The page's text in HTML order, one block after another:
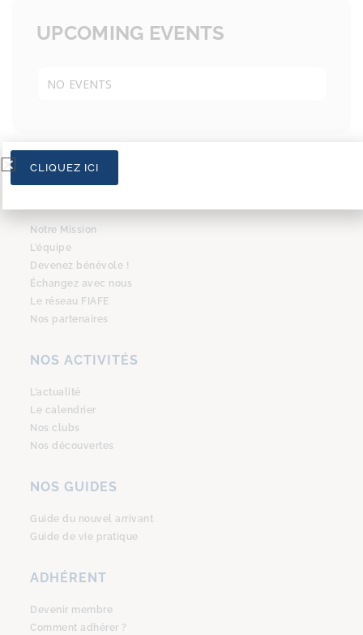
UPCOMING EVENTS
NO EVENTS
Notre Mission
L’équipe
Devenez bénévole !
Échangez avec nous
Le réseau FIAFE
Nos partenaires
NOS ACTIVITÉS
L’actualité
Le calendrier
Nos clubs
Nos découvertes
NOS GUIDES
Guide du nouvel arrivant
Guide de vie pratique
ADHÉRENT
Devenir membre
Comment adhérer ?
CLIQUEZ ICI